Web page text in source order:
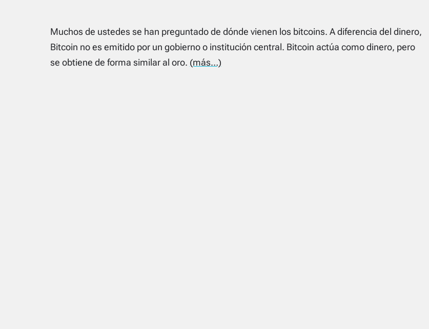
Muchos de ustedes se han preguntado de dónde vienen los bitcoins. A diferencia del dinero,
Bitcoin no es emitido por un gobierno o institución central. Bitcoin actúa como dinero, pero
se obtiene de forma similar al oro. (más…)